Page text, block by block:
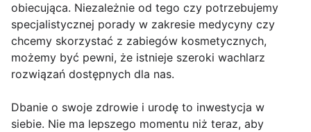
obiecująca. Niezależnie od tego czy potrzebujemy
specjalistycznej porady w zakresie medycyny czy
chcemy skorzystać z zabiegów kosmetycznych,
możemy być pewni, że istnieje szeroki wachlarz
rozwiązań dostępnych dla nas.
Dbanie o swoje zdrowie i urodę to inwestycja w
siebie. Nie ma lepszego momentu niż teraz, aby